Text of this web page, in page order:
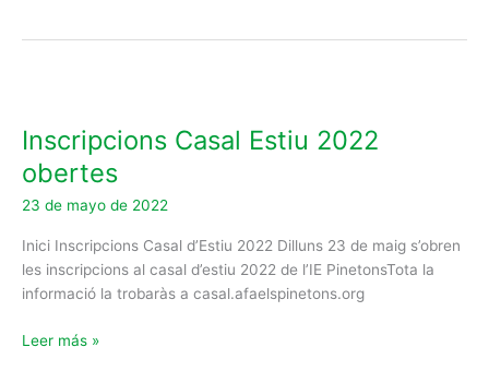
Inscripcions Casal Estiu 2022
obertes
23 de mayo de 2022
Inici Inscripcions Casal d’Estiu 2022 Dilluns 23 de maig s’obren
les inscripcions al casal d’estiu 2022 de l’IE PinetonsTota la
informació la trobaràs a casal.afaelspinetons.org
Estiu
2022
obertes
Leer más »